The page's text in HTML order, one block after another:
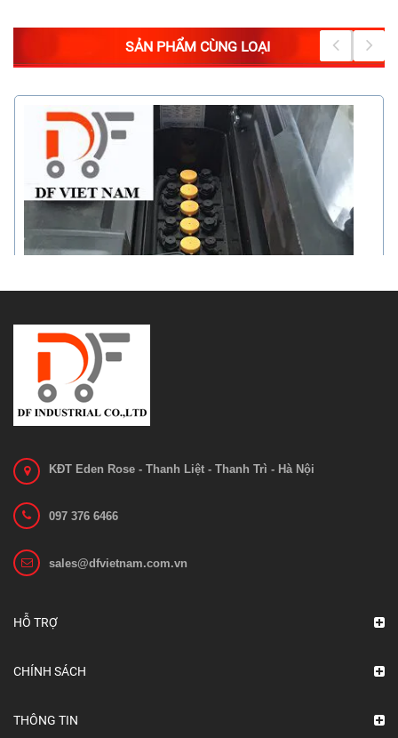
SẢN PHẨM CÙNG LOẠI
KĐT Eden Rose - Thanh Liệt - Thanh Trì - Hà Nội
097 376 6466
sales@dfvietnam.com.vn
HỖ TRỢ
CHÍNH SÁCH
THÔNG TIN